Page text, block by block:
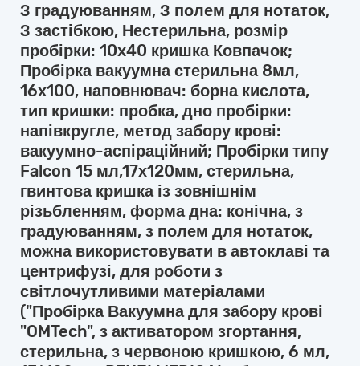
З градуюванням, З полем для нотаток,
З застібкою, Нестерильна, розмір
пробірки: 10x40 кришка Ковпачок;
Пробірка вакуумна стерильна 8мл,
16х100, наповнювач: борна кислота,
тип кришки: пробка, дно пробірки:
напівкругле, метод забору крові:
вакуумно-аспіраційний; Пробірки типу
Falcon 15 мл,17х120мм, стерильна,
гвинтова кришка із зовнішнім
різьбленням, форма дна: конічна, з
градуюванням, з полем для нотаток,
можна використовувати в автоклаві та
центрифузі, для роботи з
світлочутливими матеріалами
("Пробірка Вакуумна для забору крові
"OMTech", з активатором згортання,
стерильна, з червоною кришкою, 6 мл,